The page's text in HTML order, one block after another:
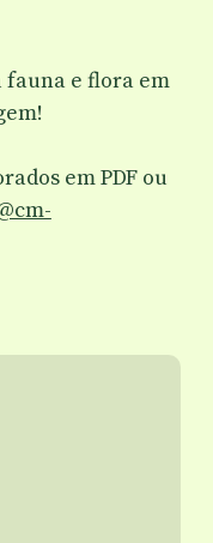
fauna e flora em
em PDF ou